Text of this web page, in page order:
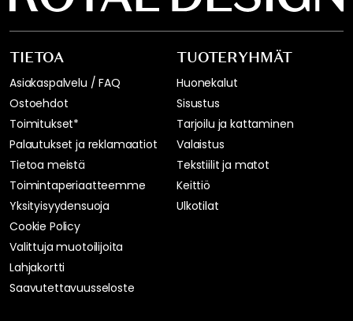
TIETOA
Asiakaspalvelu / FAQ
Ostoehdot
Toimitukset*
Palautukset ja reklamaatiot
Tietoa meistä
Toimintaperiaatteemme
Yksityisyydensuoja
Cookie Policy
Valittuja muotoilijoita
Lahjakortti
Saavutettavuusseloste
TUOTERYHMÄT
Huonekalut
Sisustus
Tarjoilu ja kattaminen
Valaistus
Tekstiilit ja matot
Keittiö
Ulkotilat